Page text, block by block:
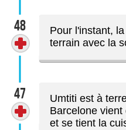
48
Pour l'instant,
terrain avec la
47
Umtiti est à
Barcelone
et se tient la